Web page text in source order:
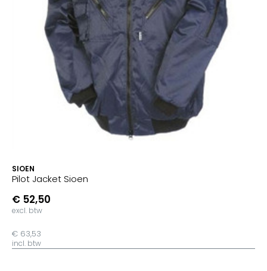
SIOEN
Pilot Jacket Sioen
€ 52,50
excl. btw
€ 63,53
incl. btw